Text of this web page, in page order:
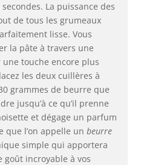
La puissance des
de tous les grumeaux
lisse. Vous
la pâte à travers une
une touche encore plus
les deux cuillères à
grammes de beurre que
jusqu’à ce qu’il prenne
et dégage un parfum
que l’on appelle un beurre
simple qui apportera
incroyable à vos